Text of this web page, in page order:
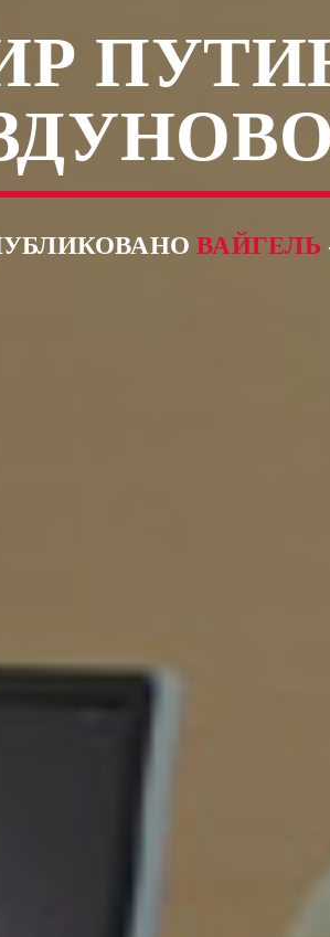
ВАЙГЕЛЬ